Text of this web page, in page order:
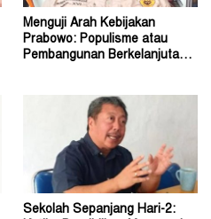
Menguji Arah Kebijakan
Prabowo: Populisme atau
Pembangunan Berkelanjutan?
Sekolah Sepanjang Hari-2: